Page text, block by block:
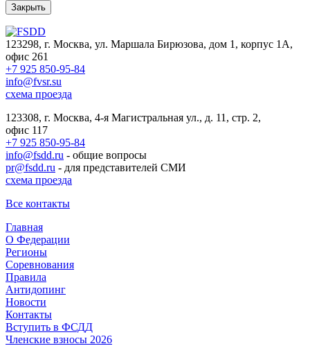
Закрыть
123298, г. Москва, ул. Маршала Бирюзова, дом 1, корпус 1А,
офис 261
+7 925 850-95-84
info@fvsr.su
схема проезда
123308, г. Москва, 4-я Магистральная ул., д. 11, стр. 2,
офис 117
+7 925 850-95-84
info@fsdd.ru - общие вопросы
pr@fsdd.ru - для представителей СМИ
схема проезда
Все контакты
Главная
О Федерации
Регионы
Соревнования
Правила
Антидопинг
Новости
Контакты
Вступить в ФСДД
Членские взносы 2026